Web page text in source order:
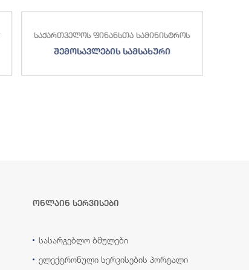
საქართველოს ფინანსთა სამინისტროს
შემოსავლების სამსახური
ონლაინ სერვისები
სასარგებლო ბმულები
ელექტრონული სერვისების პორტალი